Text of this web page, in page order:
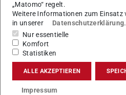
der Vorbereitung und Gestaltung
mitgewirkt und als Teil der
Spirit der RMU haben spürbar
auch den vielen Partner:innen
Wirtschaft, Gesellschaft und
großem Engagement begleiten
Teilnahme an der Begehung
„Matomo“ regelt.
Weitere Informationen zum Einsatz
in unserer
Datenschutzerklärung.
Nur essentielle
Komfort
Statistiken
ALLE AKZEPTIEREN
Impressum